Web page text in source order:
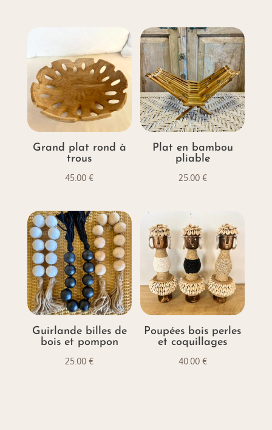
Grand plat rond à
trous
45.00€
Plat en bambou
pliable
25.00 €
Guirlande billes de
bois et pompon
25.00€
Poupées bois perles
et coquillages
40.00 €